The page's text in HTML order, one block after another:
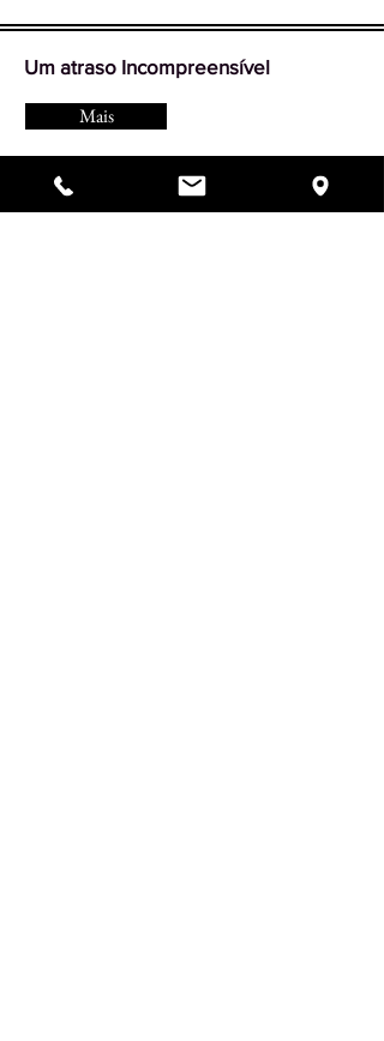
Um atraso Incompreensível
Mais
A Primeira Serpente